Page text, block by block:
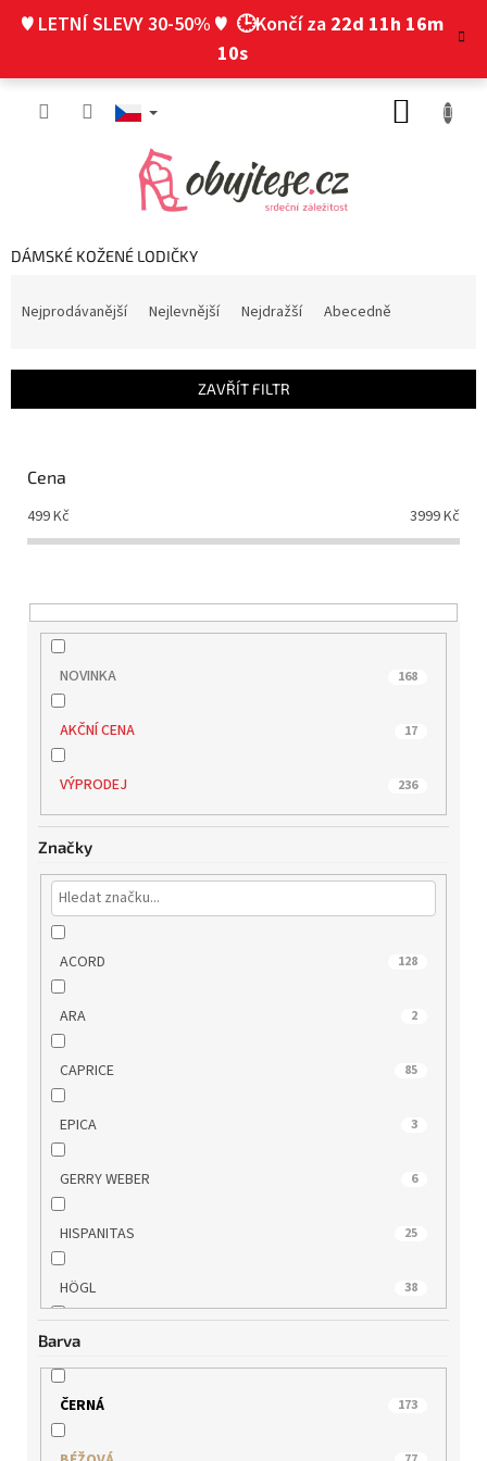
♥ LETNÍ SLEVY 30-50% ♥ 🕒Končí za 22d 11h 16m
9s
DÁMSKÉ KOŽENÉ LODIČKY
í
Nejprodávanější Nejlevnější Nejdražší Abecedně
ZAVŘÍT FILTR
Cena
499Kč 3999Kč
NOVINKA 168
AKČNÍ CENA 17
VÝPRODEJ 236
Značky
ACORD 128
ARA 2
CAPRICE 85
EPICA 3
GERRY WEBER 6
HISPANITAS 25
HÖGL 38
IBERIUS
JANA 7
KLOP 7
Barva
ČERNÁ 173